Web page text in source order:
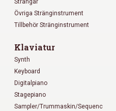
Strängar
Övriga Stränginstrument
Tillbehör Stränginstrument
Klaviatur
Synth
Keyboard
Digitalpiano
Stagepiano
Sampler/Trummaskin/Sequenc